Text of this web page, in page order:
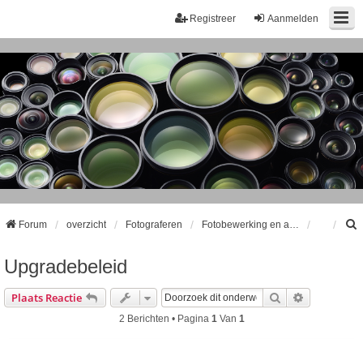
Aanmelden
Registreer
Forum overzicht Fotograferen
Upgradebeleid
Plaats Reactie Zoek
2 Berichten • Pagina 1 Van 1